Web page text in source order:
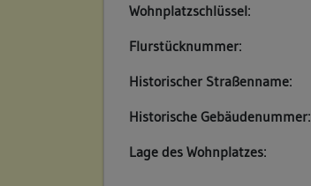
Wohnplatzschlüssel:
Flurstücknummer:
Historischer Straßenname:
Historische Gebäudenummer:
Lage des Wohnplatzes: